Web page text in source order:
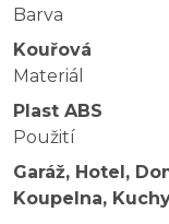
Barva
Kouřová
Materiál
Plast ABS
Použití
Garáž, Hotel,
Koupelna,